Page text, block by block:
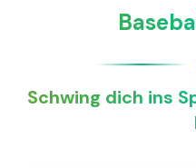
Schwing dich ins